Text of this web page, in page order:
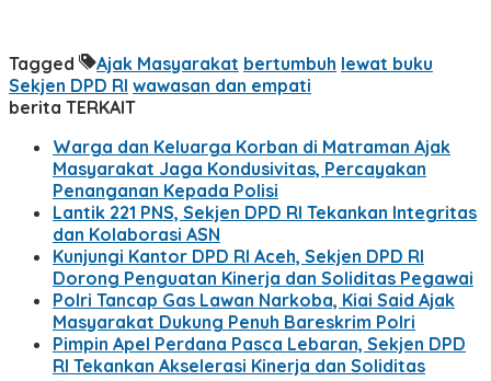
Tagged Ajak Masyarakat bertumbuh lewat buku
Sekjen DPD RI wawasan dan empati
berita TERKAIT
Warga dan Keluarga Korban di Matraman Ajak
Masyarakat Jaga Kondusivitas, Percayakan
Penanganan Kepada Polisi
Lantik 221 PNS, Sekjen DPD RI Tekankan Integritas
dan Kolaborasi ASN
Kunjungi Kantor DPD RI Aceh, Sekjen DPD RI
Dorong Penguatan Kinerja dan Soliditas Pegawai
Polri Tancap Gas Lawan Narkoba, Kiai Said Ajak
Masyarakat Dukung Penuh Bareskrim Polri
Pimpin Apel Perdana Pasca Lebaran, Sekjen DPD
RI Tekankan Akselerasi Kinerja dan Soliditas